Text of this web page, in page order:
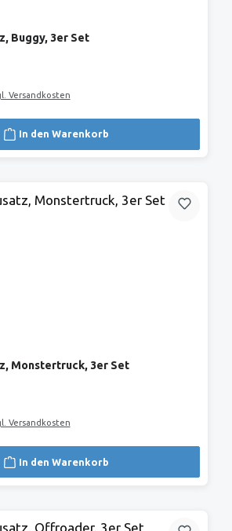
Buggy, 3er Set
Versandkosten
In den Warenkorb
Monstertruck, 3er Set
Versandkosten
In den Warenkorb